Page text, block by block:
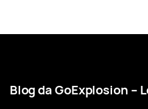
Blog da GoExplosion